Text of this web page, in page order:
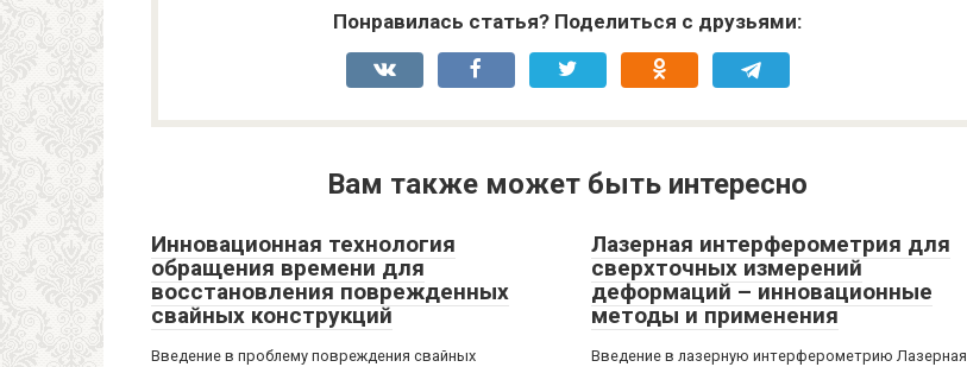
Понравилась статья? Поделиться с друзьями:
Вам также может быть интересно
Инновационная технология
обращения времени для
восстановления поврежденных
свайных конструкций
Введение в проблему повреждения свайных
Лазерная интерферометрия для
сверхточных измерений
деформаций – инновационные
методы и применения
Введение в лазерную интерферометрию Лазерная